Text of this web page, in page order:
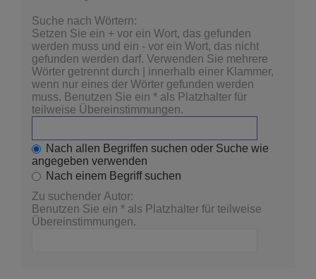
Suche nach Wörtern:
Setzen Sie ein + vor ein Wort, das gefunden
werden muss und ein - vor ein Wort, das nicht
gefunden werden darf. Verwenden Sie mehrere
Wörter getrennt durch
innerhalb einer Klammer,
wenn nur eines der Wörter gefunden werden
muss. Benutzen Sie ein * als Platzhalter für
teilweise Übereinstimmungen.
Nach allen Begriffen suchen oder Suche wie
angegeben verwenden
Nach einem Begriff suchen
Zu suchender Autor:
Benutzen Sie ein * als Platzhalter für teilweise
Übereinstimmungen.